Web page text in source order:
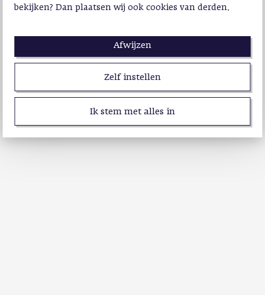
bekijken? Dan plaatsen wij ook cookies van derden.
Afwijzen
Zelf instellen
Ik stem met alles in